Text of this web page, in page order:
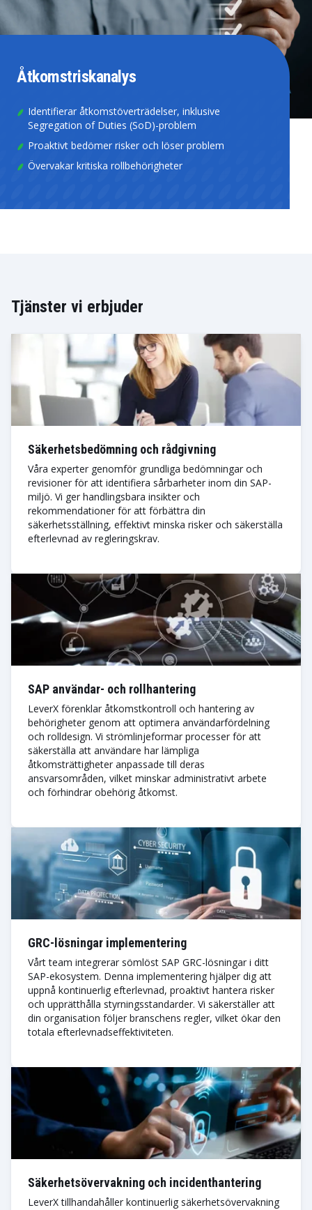
Åtkomstriskanalys
Identifierar åtkomstöverträdelser, inklusive
Segregation of Duties (SoD)-problem
Proaktivt bedömer risker och löser problem
Övervakar kritiska rollbehörigheter
Tjänster vi erbjuder
Säkerhetsbedömning och rådgivning
Våra experter genomför grundliga bedömningar och
revisioner för att identifiera sårbarheter inom din SAP-
miljö. Vi ger handlingsbara insikter och
rekommendationer för att förbättra din
säkerhetsställning, effektivt minska risker och säkerställa
efterlevnad av regleringskrav.
SAP användar- och rollhantering
LeverX förenklar åtkomstkontroll och hantering av
behörigheter genom att optimera användarfördelning
och rolldesign. Vi strömlinjeformar processer för att
säkerställa att användare har lämpliga
åtkomsträttigheter anpassade till deras
ansvarsområden, vilket minskar administrativt arbete
och förhindrar obehörig åtkomst.
GRC-lösningar implementering
Vårt team integrerar sömlöst SAP GRC-lösningar i ditt
SAP-ekosystem. Denna implementering hjälper dig att
uppnå kontinuerlig efterlevnad, proaktivt hantera risker
och upprätthålla styrningsstandarder. Vi säkerställer att
din organisation följer branschens regler, vilket ökar den
totala efterlevnadseffektiviteten.
Säkerhetsövervakning och incidenthantering
LeverX tillhandahåller kontinuerlig säkerhetsövervakning